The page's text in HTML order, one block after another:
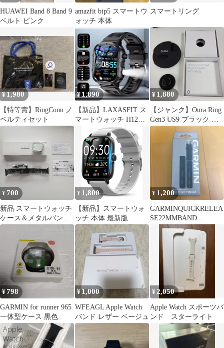
HUAWEI Band 8 Band 9
ベルト ピンク
amazfit bip5 スマートウ
ォッチ 本体
スマートリング
¥1,980
【特等賞】RingConn ノ
ベルティセット
¥1,890
【新品】LAXASFIT ス
マートウォッチ H12
2.01inch大画面
¥ 1,880
【ジャンク】Oura Ring
Gen3 US9 ブラック 充
電器付
¥ 700
新品 スマートウォッチ
ケース＆メタルバンド
セット ブラック
¥ 1,800
【新品】スマートウォ
ッチ 本体 最新版
¥ 1,200
GARMINQUICKRELEA
SE22MMBAND
Midnight Blue
¥798
GARMIN for runner 965
一体型ケース 黒色
¥1,000
WFEAGL Apple Watch
バンド レザー ベージュ
¥ 2,050
Apple Watch スポーツバ
ンド スターライト